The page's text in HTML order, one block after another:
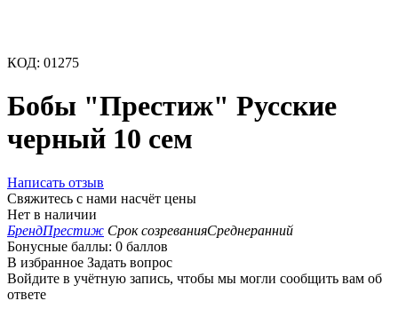
КОД: 01275
Бобы "Престиж" Русские
черный 10 сем
Написать отзыв
Свяжитесь с нами насчёт цены
Нет в наличии
БрендПрестиж Срок созреванияСреднеранний
Бонусные баллы: 0 баллов
В избранное Задать вопрос
Войдите в учётную запись, чтобы мы могли сообщить вам об
ответе